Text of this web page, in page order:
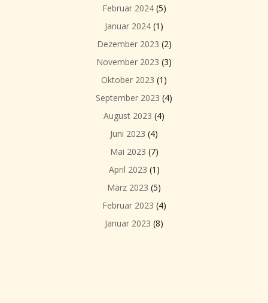
Februar 2024(5)
Januar 2024 (1)
Dezember 2023 (2)
November 2023 (3)
Oktober 2023 (1)
September 2023 (4)
August 2023 (4)
Juni 2023 (4)
Mai 2023 (7)
April 2023 (1)
März 2023 (5)
Februar 2023 (4)
Januar 2023 (8)